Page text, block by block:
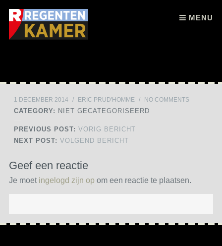
MENU
Skip to content
1 DECEMBER 2014 / ERIC PRUD'HOMME / NO COMMENTS
CATEGORY: NIET GECATEGORISEERD
PREVIOUS POST: VORIG BERICHT
NEXT POST: VOLGEND BERICHT
Geef een reactie
Je moet ingelogd zijn op om een reactie te plaatsen.